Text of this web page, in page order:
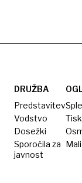
DRUŽBA
Predstavitev
Vodstvo
Dosežki
Sporočila za
javnost